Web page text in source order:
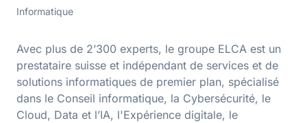
Informatique
Avec plus de 2’300 experts, le groupe ELCA est un
prestataire suisse et indépendant de services et de
solutions informatiques de premier plan, spécialisé
dans le Conseil informatique, la Cybersécurité, le
Cloud, Data et l’IA, l'Expérience digitale, le